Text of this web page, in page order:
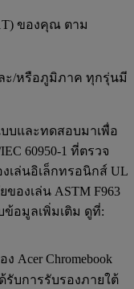
ของคุณ ตาม
ะ/หรือภูมิภาค ทุกรุ่นมี
บบและทดสอบมาเพื่อ
60950-1 ที่ตรวจ
เล่นอิเล็กทรอนิกส์ UL
องเล่น ASTM F963
ข้อมูลเพิ่มเติม ดูที่:
Acer Chromebook
รับการรับรองภายใต้